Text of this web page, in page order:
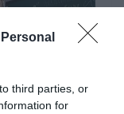
third parties, or
for